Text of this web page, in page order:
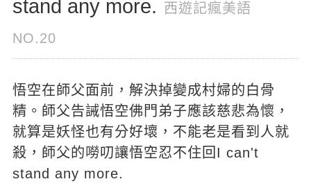
旅遊英文
基礎字彙
情境閱讀
英文文法技巧
英文寫作
Cengage TED Talks
英語俱樂部
ECAM
日語
韓語
外語即時通
兒童美語
更多
一對一家教
點讀筆教材
數位學習教材
活動花絮
stand any more.
西遊記瘋美語
NO.20
悟空在師父面前，解決掉變成村婦的白骨
精。師父告誡悟空佛門弟子應該慈悲為懷，
就算是妖怪也有分好壞，不能老是看到人就
殺，師父的嘮叨讓悟空忍不住回I can't
stand any more.